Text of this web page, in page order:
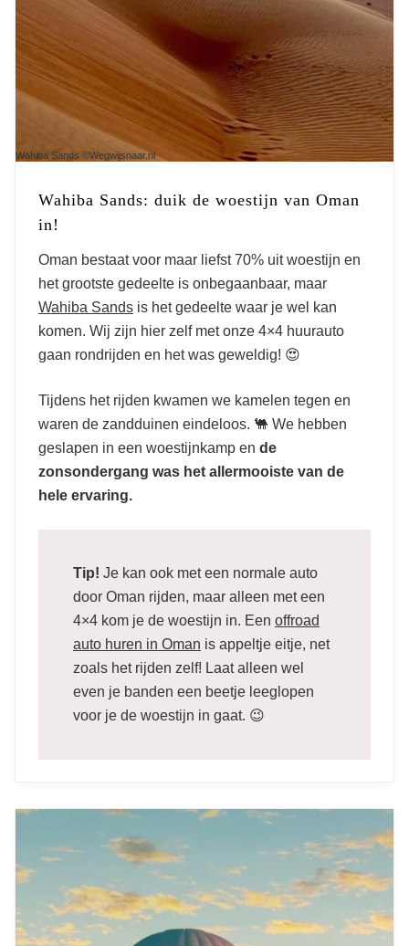
Wahiba Sands ©Wegwijsnaar.nl
Wahiba Sands: duik de woestijn van Oman
in!
Oman bestaat voor maar liefst 70% uit woestijn en
het grootste gedeelte is onbegaanbaar, maar
Wahiba Sands is het gedeelte waar je wel kan
komen. Wij zijn hier zelf met onze 4×4 huurauto
gaan rondrijden en het was geweldig! 😍
Tijdens het rijden kwamen we kamelen tegen en
waren de zandduinen eindeloos. 🐫 We hebben
geslapen in een woestijnkamp en de
zonsondergang was het allermooiste van de
hele ervaring.
Tip! Je kan ook met een normale auto
door Oman rijden, maar alleen met een
4×4 kom je de woestijn in. Een offroad
auto huren in Oman is appeltje eitje, net
zoals het rijden zelf! Laat alleen wel
even je banden een beetje leeglopen
voor je de woestijn in gaat. 😉